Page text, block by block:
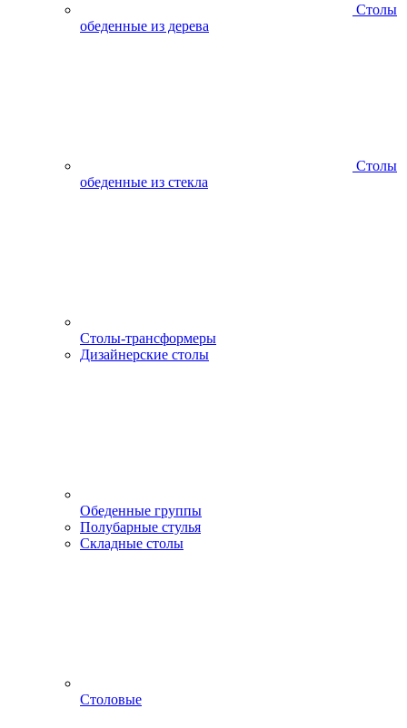
Столы
обеденные из дерева
Столы
обеденные из стекла
Столы-трансформеры
Дизайнерские столы
Обеденные группы
Полубарные стулья
Складные столы
Столовые